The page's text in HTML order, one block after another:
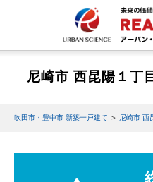
尼崎市 西昆陽１丁
吹田市・豊中市 新築一戸建て ＞ 尼崎市 西